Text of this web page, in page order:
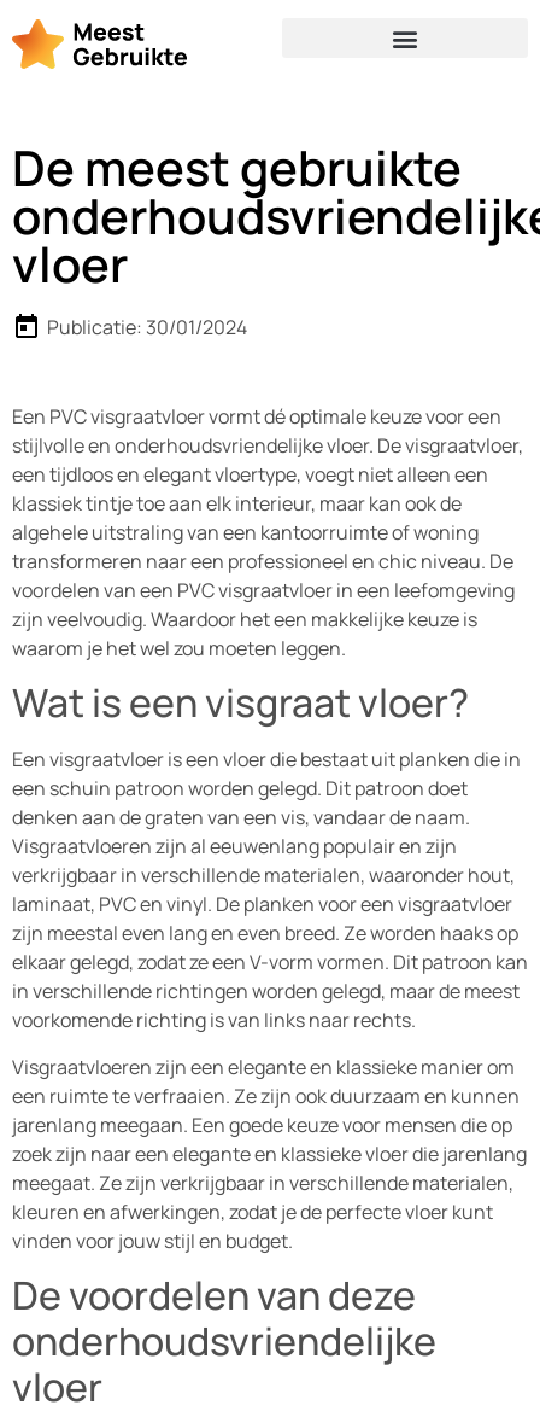
De meest gebruikte
vloer
Publicatie: 30/01/2024
Een PVC visgraatvloer vormt dé optimale keuze voor een
stijlvolle en onderhoudsvriendelijke vloer. De visgraatvloer,
een tijdloos en elegant vloertype, voegt niet alleen een
klassiek tintje toe aan elk interieur, maar kan ook de
algehele uitstraling van een kantoorruimte of woning
transformeren naar een professioneel en chic niveau. De
voordelen van een PVC visgraatvloer in een leefomgeving
zijn veelvoudig. Waardoor het een makkelijke keuze is
waarom je het wel zou moeten leggen.
Wat is een visgraat vloer?
Een visgraatvloer is een vloer die bestaat uit planken die in
een schuin patroon worden gelegd. Dit patroon doet
denken aan de graten van een vis, vandaar de naam.
Visgraatvloeren zijn al eeuwenlang populair en zijn
verkrijgbaar in verschillende materialen, waaronder hout,
laminaat, PVC en vinyl. De planken voor een visgraatvloer
zijn meestal even lang en even breed. Ze worden haaks op
elkaar gelegd, zodat ze een V-vorm vormen. Dit patroon kan
in verschillende richtingen worden gelegd, maar de meest
voorkomende richting is van links naar rechts.
Visgraatvloeren zijn een elegante en klassieke manier om
een ruimte te verfraaien. Ze zijn ook duurzaam en kunnen
jarenlang meegaan. Een goede keuze voor mensen die op
zoek zijn naar een elegante en klassieke vloer die jarenlang
meegaat. Ze zijn verkrijgbaar in verschillende materialen,
kleuren en afwerkingen, zodat je de perfecte vloer kunt
vinden voor jouw stijl en budget.
De voordelen van deze
onderhoudsvriendelijke
vloer